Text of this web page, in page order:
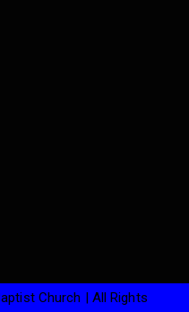
Church | All Rights